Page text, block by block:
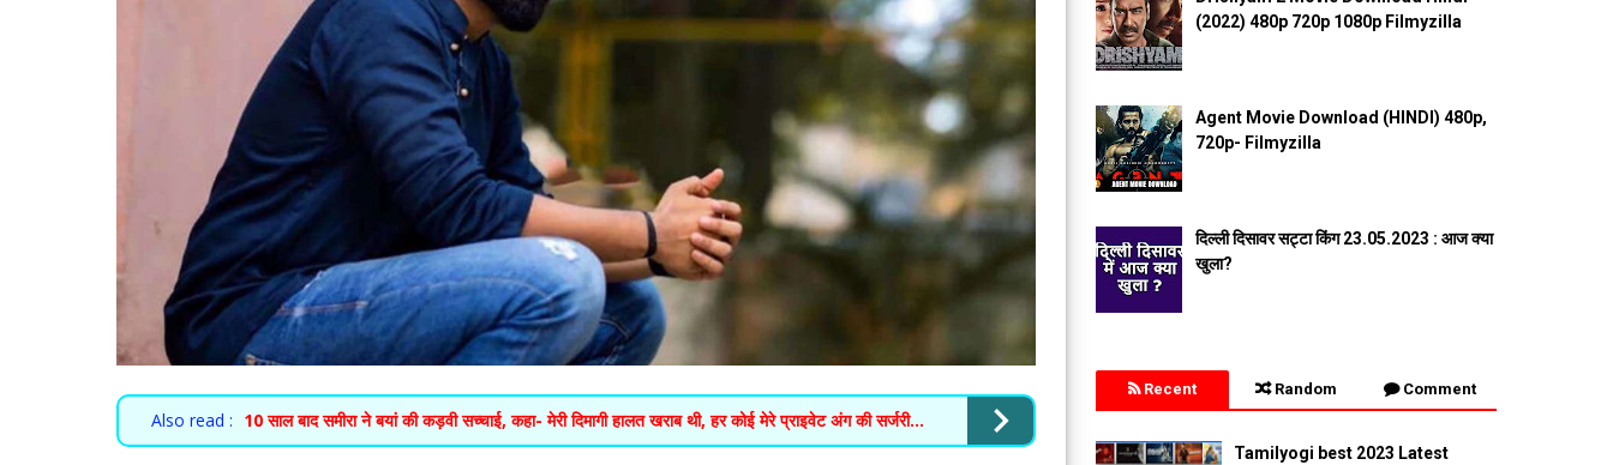
Also read : 10 साल बाद समीरा ने बयां की कड़वी सच्चाई, कहा- मेरी दिमागी हालत खराब थी, हर कोई मेरे प्राइवेट अंग की सर्जरी...
(2022) 480p 720p 1080p Filmyzilla
Agent Movie Download (HINDI) 480p,
720p- Filmyzilla
दिल्ली दिसावर सट्टा किंग 23.05.2023 : आज क्या
खुला?
Recent Random Comment
Tamilyogi best 2023 Latest